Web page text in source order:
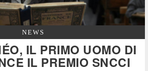
NEWS
IL PRIMO UOMO DI
IL PREMIO SNCCI